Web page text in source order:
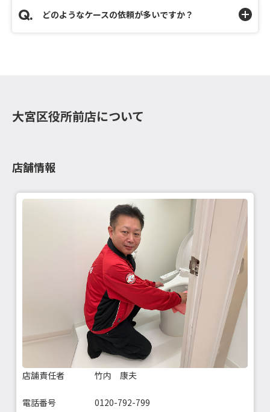
どのようなケースの依頼が多いですか？
大宮区役所前店について
店舗情報
店舗責任者 竹内 康夫
電話番号 0120-792-799